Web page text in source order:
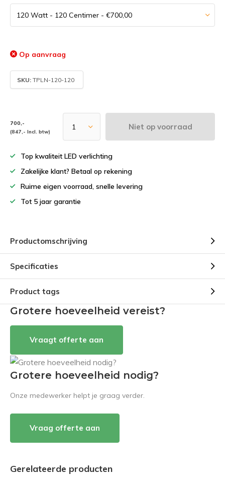
Op aanvraag
SKU: TPLN-120-120
700,-
(847,- Incl. btw)
Niet op voorraad
Top kwaliteit LED verlichting
Zakelijke klant? Betaal op rekening
Ruime eigen voorraad, snelle levering
Tot 5 jaar garantie
Productomschrijving
Specificaties
Product tags
Grotere hoeveelheid vereist?
Vraagt offerte aan
Grotere hoeveelheid nodig?
Onze medewerker helpt je graag verder.
Vraag offerte aan
Gerelateerde producten